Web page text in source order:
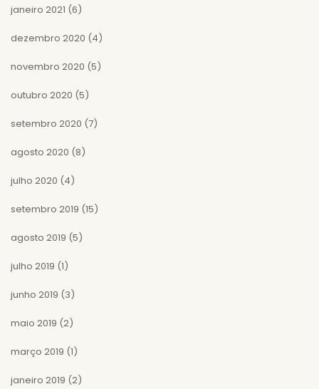
janeiro 2021 (6)
dezembro 2020 (4)
novembro 2020 (5)
outubro 2020 (5)
setembro 2020 (7)
agosto 2020 (8)
julho 2020 (4)
setembro 2019 (15)
agosto 2019 (5)
julho 2019 (1)
junho 2019 (3)
maio 2019 (2)
março 2019 (1)
janeiro 2019 (2)